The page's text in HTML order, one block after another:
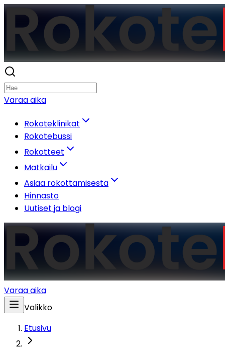
Varaa aika
Rokoteklinikat
Rokotebussi
Rokotteet
Matkailu
Asiaa rokottamisesta
Hinnasto
Uutiset ja blogi
Varaa aika
Valikko
Etusivu